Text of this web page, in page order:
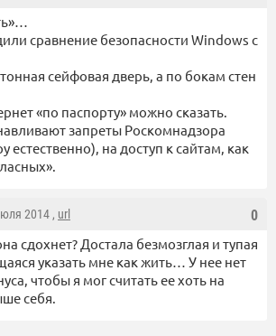
сравнение безопасности Windows с
сейфовая дверь, а по бокам стен
«по паспорту» можно сказать.
запреты Роскомнадзора
естественно), на доступ к сайтам, как
0
2014 , url
сдохнет? Достала безмозглая и тупая
указать мне как жить… У нее нет
чтобы я мог считать ее хоть на
себя.